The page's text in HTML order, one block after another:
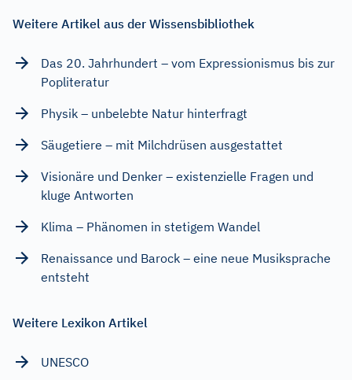
Weitere Artikel aus der Wissensbibliothek
Das 20. Jahrhundert – vom Expressionismus bis zur
Popliteratur
Physik – unbelebte Natur hinterfragt
Säugetiere – mit Milchdrüsen ausgestattet
Visionäre und Denker – existenzielle Fragen und
kluge Antworten
Klima – Phänomen in stetigem Wandel
Renaissance und Barock – eine neue Musiksprache
entsteht
Weitere Lexikon Artikel
UNESCO